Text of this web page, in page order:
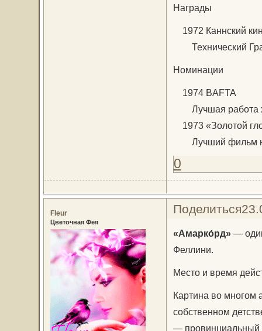
Награды
1972 Каннский
Технический
Номинации
1974 BAFTA
Лучшая работа
1973 «Золотой
Лучший фильм
0
Поделиться
Fleur
Цветочная Фея
«Амарко́рд»—
Феллини.
Место и время
Картина во многом
собственном
— провинциальный